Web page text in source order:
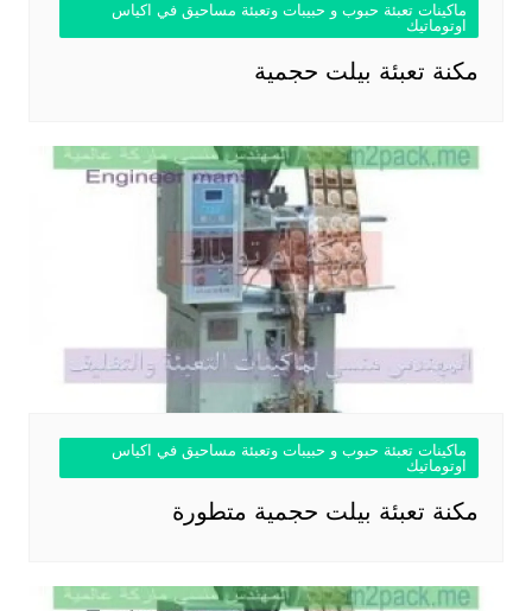
ماكينات تعبئة حبوب و حبيبات وتعبئة مساحيق في اكياس
اوتوماتيك
مكنة تعبئة بيلت حجمية
ماكينات تعبئة حبوب و حبيبات وتعبئة مساحيق في اكياس
اوتوماتيك
مكنة تعبئة بيلت حجمية متطورة